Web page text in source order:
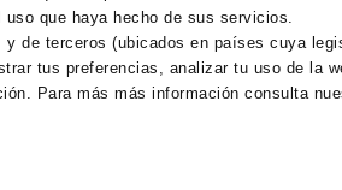
que haya hecho de sus servicios.
de terceros (ubicados en países cuya
tus preferencias, analizar tu uso de la
Para más más información consulta